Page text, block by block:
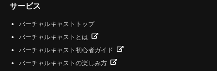
サービス
バーチャルキャストトップ
バーチャルキャストとは
バーチャルキャスト初心者ガイド
バーチャルキャストの楽しみ方